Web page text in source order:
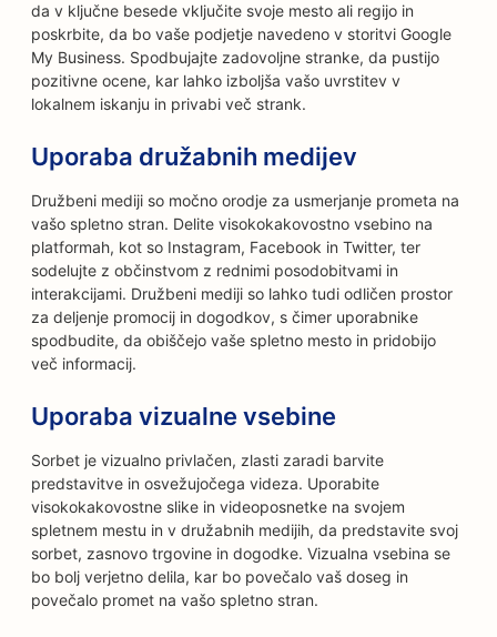
da v ključne besede vključite svoje mesto ali regijo in
poskrbite, da bo vaše podjetje navedeno v storitvi Google
My Business. Spodbujajte zadovoljne stranke, da pustijo
pozitivne ocene, kar lahko izboljša vašo uvrstitev v
lokalnem iskanju in privabi več strank.
Uporaba družabnih medijev
Družbeni mediji so močno orodje za usmerjanje prometa na
vašo spletno stran. Delite visokokakovostno vsebino na
platformah, kot so Instagram, Facebook in Twitter, ter
sodelujte z občinstvom z rednimi posodobitvami in
interakcijami. Družbeni mediji so lahko tudi odličen prostor
za deljenje promocij in dogodkov, s čimer uporabnike
spodbudite, da obiščejo vaše spletno mesto in pridobijo
več informacij.
Uporaba vizualne vsebine
Sorbet je vizualno privlačen, zlasti zaradi barvite
predstavitve in osvežujočega videza. Uporabite
visokokakovostne slike in videoposnetke na svojem
spletnem mestu in v družabnih medijih, da predstavite svoj
sorbet, zasnovo trgovine in dogodke. Vizualna vsebina se
bo bolj verjetno delila, kar bo povečalo vaš doseg in
povečalo promet na vašo spletno stran.